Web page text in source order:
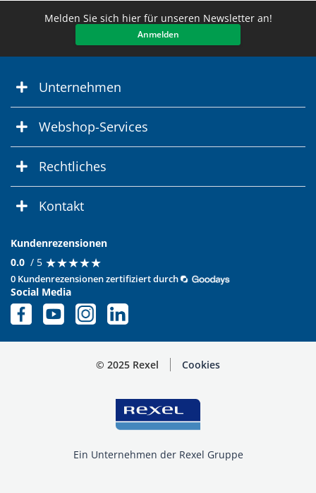
Melden Sie sich hier für unseren Newsletter an!
Anmelden
Unternehmen
Webshop-Services
Rechtliches
Kontakt
Kundenrezensionen
0.0 / 5 ★★★★★
★★★★★
0 Kundenrezensionen zertifiziert durch
Social Media
© 2025 Rexel Cookies
Ein Unternehmen der Rexel Gruppe